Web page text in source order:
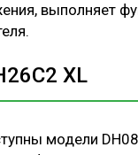
выполняет
XL
модели